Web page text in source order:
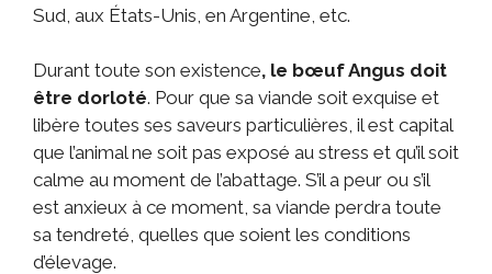
Sud, aux États-Unis, en Argentine, etc.
Durant toute son existence, le bœuf Angus doit
être dorloté. Pour que sa viande soit exquise et
libère toutes ses saveurs particulières, il est capital
que l’animal ne soit pas exposé au stress et qu’il soit
calme au moment de l’abattage. S’il a peur ou s’il
est anxieux à ce moment, sa viande perdra toute
sa tendreté, quelles que soient les conditions
d’élevage.